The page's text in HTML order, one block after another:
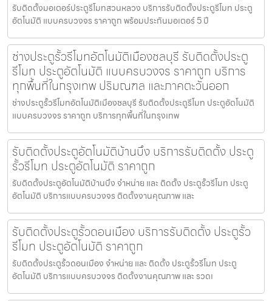
รับติดตั้งมอเตอร์ประตูรีโมทสวนหลวง บริการรับติดตั้งประตูรีโมท ประตู
อัตโนมัติ แบบครบวงจร ราคาถูก พร้อมประกันมอเตอร์ 5 ปี
ช่างประตูรั้วรีโมทอัตโนมัติเมืองชลบุรี รับติดตั้งประตู
รีโมท ประตูอัตโนมัติ แบบครบวงจร ราคาถูก บริการ
ทุกพื้นที่ในกรุงเทพ ปริมณฑล และภาคตะวันออก
ช่างประตูรั้วรีโมทอัตโนมัติเมืองชลบุรี รับติดตั้งประตูรีโมท ประตูอัตโนมัติ
แบบครบวงจร ราคาถูก บริการทุกพื้นที่ในกรุงเทพ
รับติดตั้งประตูอัตโนมัติบ้านบึง บริการรับติดตั้ง ประตู
รั้วรีโมท ประตูอัตโนมัติ ราคาถูก
รับติดตั้งประตูอัตโนมัติบ้านบึง จำหน่าย และ ติดตั้ง ประตูรั้วรีโมท ประตู
อัตโนมัติ บริการแบบครบวงจร ติดตั้งงานคุณภาพ และ
รับติดตั้งประตูรั้วดอนเมือง บริการรับติดตั้ง ประตูรั้ว
รีโมท ประตูอัตโนมัติ ราคาถูก
รับติดตั้งประตูรั้วดอนเมือง จำหน่าย และ ติดตั้ง ประตูรั้วรีโมท ประตู
อัตโนมัติ บริการแบบครบวงจร ติดตั้งงานคุณภาพ และ รวดเ